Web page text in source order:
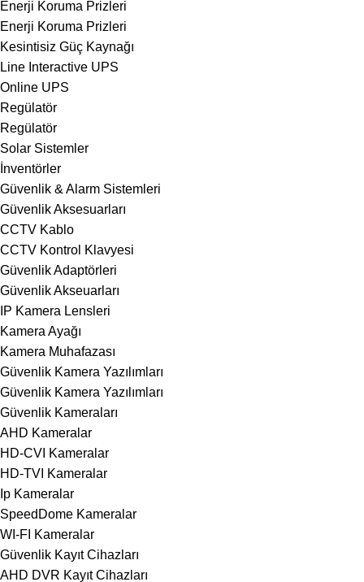
Enerji Koruma Prizleri
Enerji Koruma Prizleri
Kesintisiz Güç Kaynağı
Line Interactive UPS
Online UPS
Regülatör
Regülatör
Solar Sistemler
İnventörler
Güvenlik & Alarm Sistemleri
Güvenlik Aksesuarları
CCTV Kablo
CCTV Kontrol Klavyesi
Güvenlik Adaptörleri
Güvenlik Akseuarları
IP Kamera Lensleri
Kamera Ayağı
Kamera Muhafazası
Güvenlik Kamera Yazılımları
Güvenlik Kamera Yazılımları
Güvenlik Kameraları
AHD Kameralar
HD-CVI Kameralar
HD-TVI Kameralar
Ip Kameralar
SpeedDome Kameralar
WI-FI Kameralar
Güvenlik Kayıt Cihazları
AHD DVR Kayıt Cihazları